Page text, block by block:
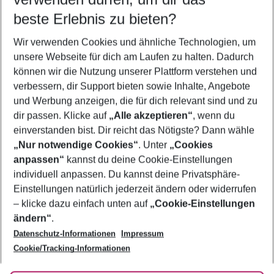
5-8 Nächte
2 Erwachsene Keine Kinder
Mehr Filter anzeigen
Footer
Footer navigation
Über uns
AGB
Bestpreisgarantie
Cookie-Einstellungen ändern
Cookie-Richtlinie
Agenturbetreuung
Barrierefreies Reisen
Folge uns
beste Erlebnis zu bieten?
Wir verwenden Cookies und ähnliche Technologien, um
unsere Webseite für dich am Laufen zu halten. Dadurch
können wir die Nutzung unserer Plattform verstehen und
verbessern, dir Support bieten sowie Inhalte, Angebote
und Werbung anzeigen, die für dich relevant sind und zu
dir passen. Klicke auf „Alle akzeptieren“, wenn du
einverstanden bist. Dir reicht das Nötigste? Dann wähle
„Nur notwendige Cookies“. Unter „Cookies
anpassen“ kannst du deine Cookie-Einstellungen
individuell anpassen. Du kannst deine Privatsphäre-
Einstellungen natürlich jederzeit ändern oder widerrufen
– klicke dazu einfach unten auf „Cookie-Einstellungen
ändern“.
Datenschutz-Informationen
Impressum
Cookie/Tracking-Informationen